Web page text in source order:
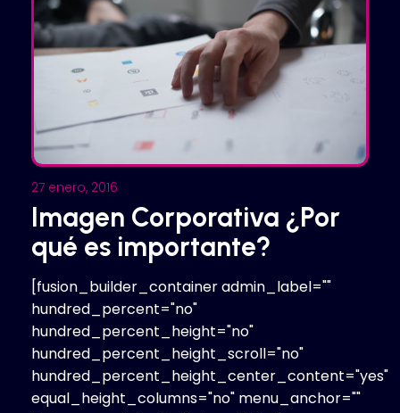
27 enero, 2016
Imagen Corporativa ¿Por
qué es importante?
[fusion_builder_container admin_label=""
hundred_percent="no"
hundred_percent_height="no"
hundred_percent_height_scroll="no"
hundred_percent_height_center_content="yes"
equal_height_columns="no" menu_anchor=""